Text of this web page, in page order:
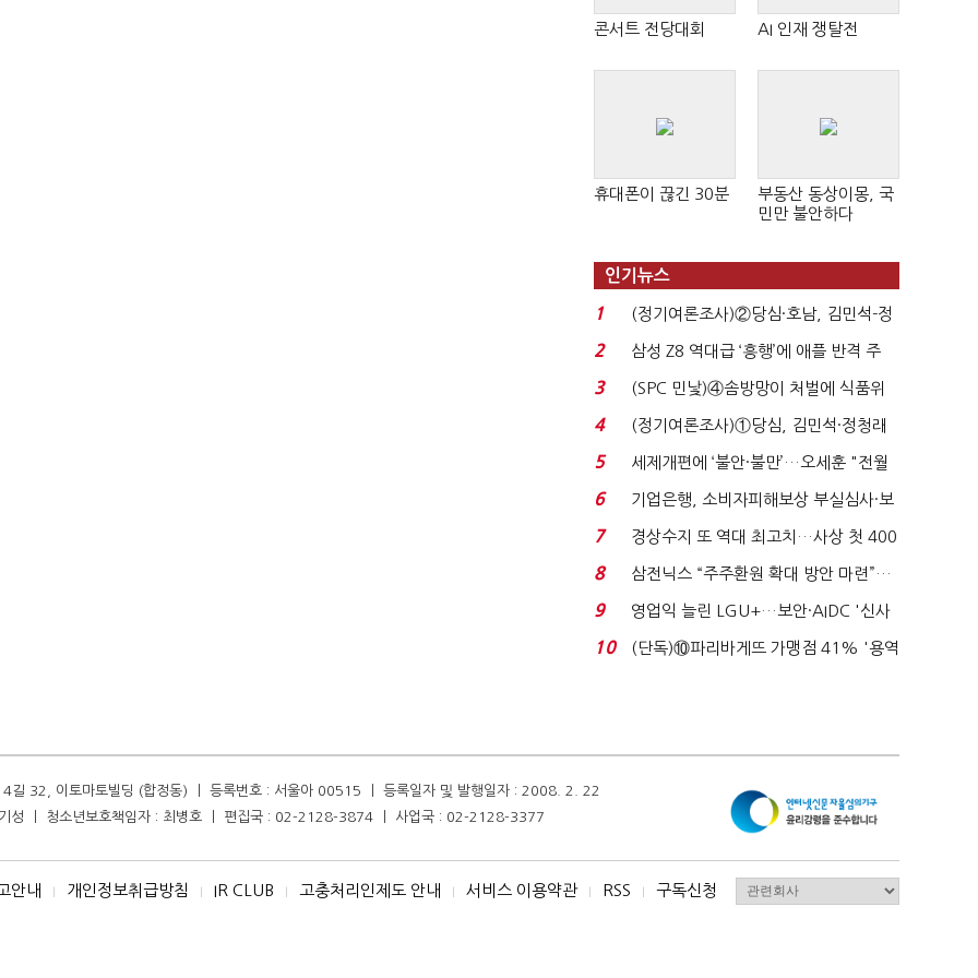
콘서트 전당대회 AI 인재 쟁탈전
휴대폰이 끊긴 30분
부동산 동상이몽, 국
민만 불안하다
인기뉴스
1
(정기여론조사)②당심·호남, 김민석-정
청래 '초접전'...
2
삼성 Z8 역대급 ‘흥행’에 애플 반격 주
목…9월 ‘폴...
3
(SPC 민낯)④솜방망이 처벌에 식품위
생법 위반 반복...
4
(정기여론조사)①당심, 김민석·정청래
'초접전'…대통령 ...
5
세제개편에 ‘불안·불만’…오세훈 "전월
세 구하기 더 ...
6
기업은행, 소비자피해보상 부실심사·보
이스피싱 공시 ...
7
경상수지 또 역대 최고치…사상 첫 400
억달러에 '3% 성...
8
삼전닉스 “주주환원 확대 방안 마련”…
로이터에 성명...
9
영업익 늘린 LGU+…보안·AIDC '신사
업 드라이브'...
10
(단독)⑩파리바게뜨 가맹점 41% '용역
4길 32, 이토마토빌딩 (합정동) ㅣ 등록번호 : 서울아 00515 ㅣ 등록일자 및 발행일자 : 2008. 2. 22
기성 ㅣ 청소년보호책임자 : 최병호 ㅣ 편집국 : 02-2128-3874 ㅣ 사업국 : 02-2128-3377
안내 I 개인정보취급방침 I IR CLUB I 고충처리인제도 안내 I 서비스 이용약관 I RSS I 구독신청